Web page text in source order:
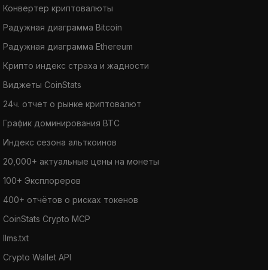
Конвертер криптовалюты
Радужная диаграмма Bitcoin
Радужная диаграмма Ethereum
Крипто индекс страха и жадности
Виджеты CoinStats
24ч. отчет о рынке криптовалют
График доминирования BTC
Индекс сезона альткоинов
20,000+ актуальные цены на монеты
100+ Эксплореров
400+ отчётов о рисках токенов
CoinStats Crypto MCP
llms.txt
Crypto Wallet API